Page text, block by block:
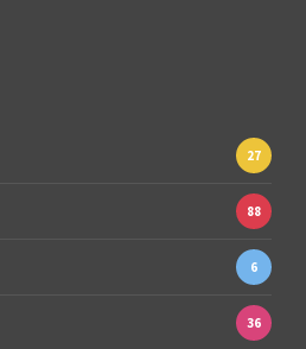
27
88
6
36